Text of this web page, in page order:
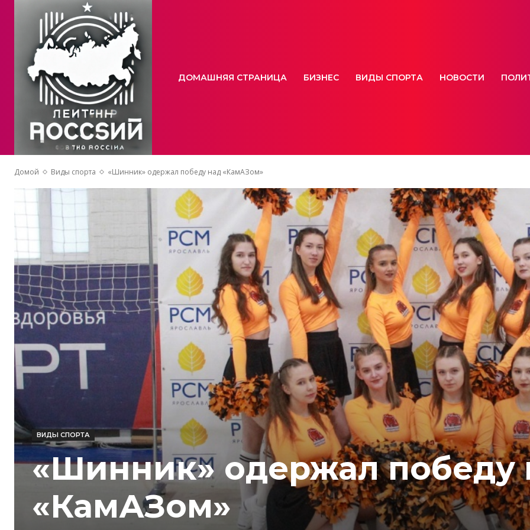
ДОМАШНЯЯ СТРАНИЦА БИЗНЕС ВИДЫ СПОРТА НОВОСТИ
Домой Виды спорта «Шинник» одержал победу над «КамАЗом»
ВИДЫ СПОРТА
«Шинник» одержал победу
«КамАЗом»